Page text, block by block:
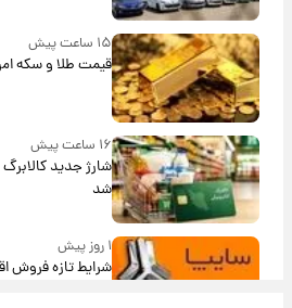
۱۵ ساعت پیش
قیمت طلا و سکه امروز
۱۶ ساعت پیش
شارژ جدید
شد
۱ روز پیش
شرایط تازه فروش